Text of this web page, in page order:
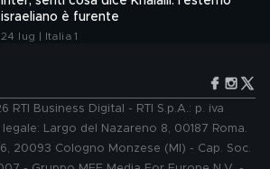
israeliano è furente
24 lug | Italia 1
RTI Business Digital - RTI S.p.A.: p. iva
Largo del Nazareno 8, 00187 Roma.
20093 Cologno Monzese (MI) - Cap. Soc.